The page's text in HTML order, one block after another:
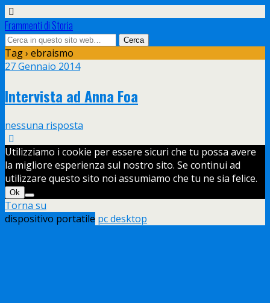
Frammenti di Storia
Tag › ebraismo
27 Gennaio 2014
Intervista ad Anna Foa
nessuna risposta
Utilizziamo i cookie per essere sicuri che tu possa avere
la migliore esperienza sul nostro sito. Se continui ad
utilizzare questo sito noi assumiamo che tu ne sia felice.
Ok
Torna su
dispositivo portatile pc desktop